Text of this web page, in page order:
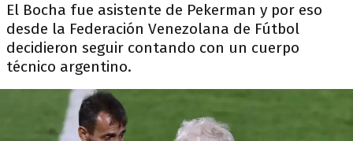
El Bocha fue asistente de Pekerman y por eso
desde la Federación Venezolana de Fútbol
decidieron seguir contando con un cuerpo
técnico argentino.